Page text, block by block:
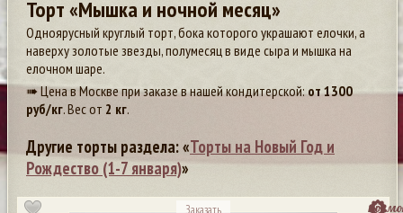
Торт «Мышка и ночной месяц»
Одноярусный круглый торт, бока которого украшают елочки, а
наверху золотые звезды, полумесяц в виде сыра и мышка на
елочном шаре.
➠ Цена в Москве при заказе в нашей кондитерской:от1300
руб/кг. Вес от 2 кг.
Другие торты раздела: «Торты на Новый Год и
Рождество (1-7 января)»